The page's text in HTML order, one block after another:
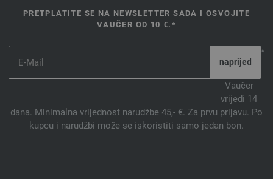
PRETPLATITE SE NA NEWSLETTER SADA I OSVOJITE
VAUČER OD 10 €.*
*
Vaučer
vrijedi 14
dana. Minimalna vrijednost narudžbe 45,- €. Za prvu prijavu. Po
kupcu i narudžbi može se iskoristiti samo jedan bon.